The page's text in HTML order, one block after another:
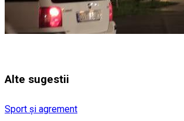
Alte sugestii
Sport și agrement